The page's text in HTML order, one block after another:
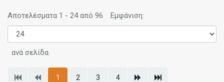
Αποτελέσματα 1 - 24 από 96 Εμφάνιση:
ανά σελίδα
1 2 3 4